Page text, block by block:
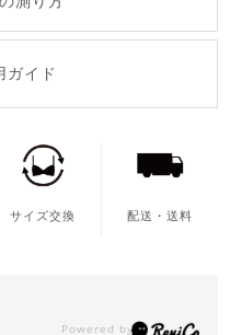
ガイド
サイズ交換 配送・送料